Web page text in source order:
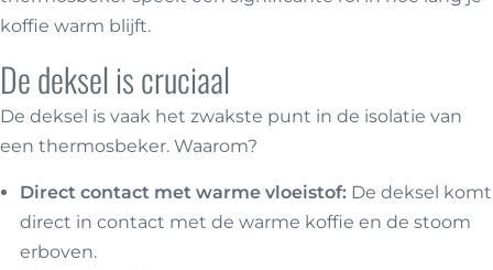
koffie warm blijft.
De deksel is cruciaal
De deksel is vaak het zwakste punt in de isolatie van
een thermosbeker. Waarom?
Direct contact met warme vloeistof: De deksel komt
direct in contact met de warme koffie en de stoom
erboven.